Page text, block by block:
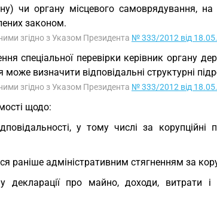
чи органу місцевого самоврядування,
законом.
згідно з Указом Президента № 333/2012 від
спеціальної перевірки керівник органу
визначити відповідальні структурні
згідно з Указом Президента № 333/2012 від
щодо:
у тому числі за корупційні
раніше адміністративним стягненням за
у декларації про майно, доходи, витрати і